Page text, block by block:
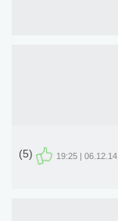
06.12.14 | 19:25
(5)